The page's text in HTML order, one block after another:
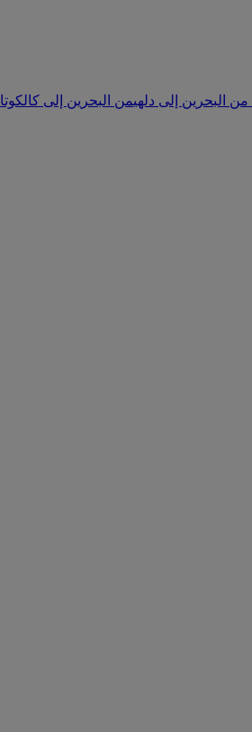
من البحرين إلى دلهيمن البحرين إلى كالكوتا